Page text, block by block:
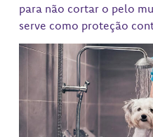
para não cortar o pelo
serve como proteção